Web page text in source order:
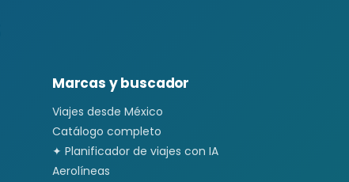
Marcas y buscador
Viajes desde México
Catálogo completo
✦ Planificador de viajes con IA
Aerolíneas